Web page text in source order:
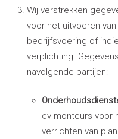
Wij verstrekken
voor het uitvoeren
bedrijfsvoering of
verplichting.
navolgende partijen:
cv-monteurs voor
verrichten van